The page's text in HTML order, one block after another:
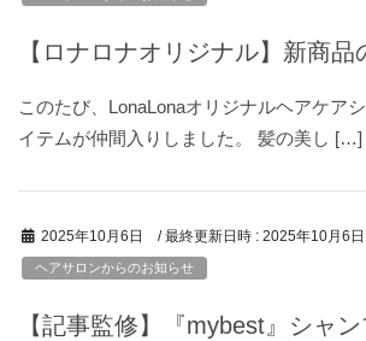
【ロナロナオリジナル】新商品
このたび、LonaLonaオリジナルヘアケア
イテムが仲間入りしました。 髪の美し […]
2025年10月6日 / 最終更新日時 : 2025年10月6日
ヘアサロンからのお知らせ
【記事監修】『mybest』シャ